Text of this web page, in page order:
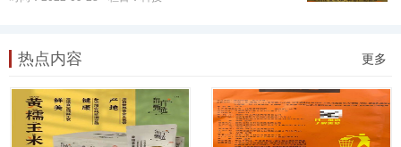
热点内容 更多